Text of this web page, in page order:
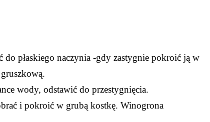
płaskiego naczynia -gdy zastygnie pokroić ją w
wody, odstawić do przestygnięcia.
i pokroić w grubą kostkę. Winogrona